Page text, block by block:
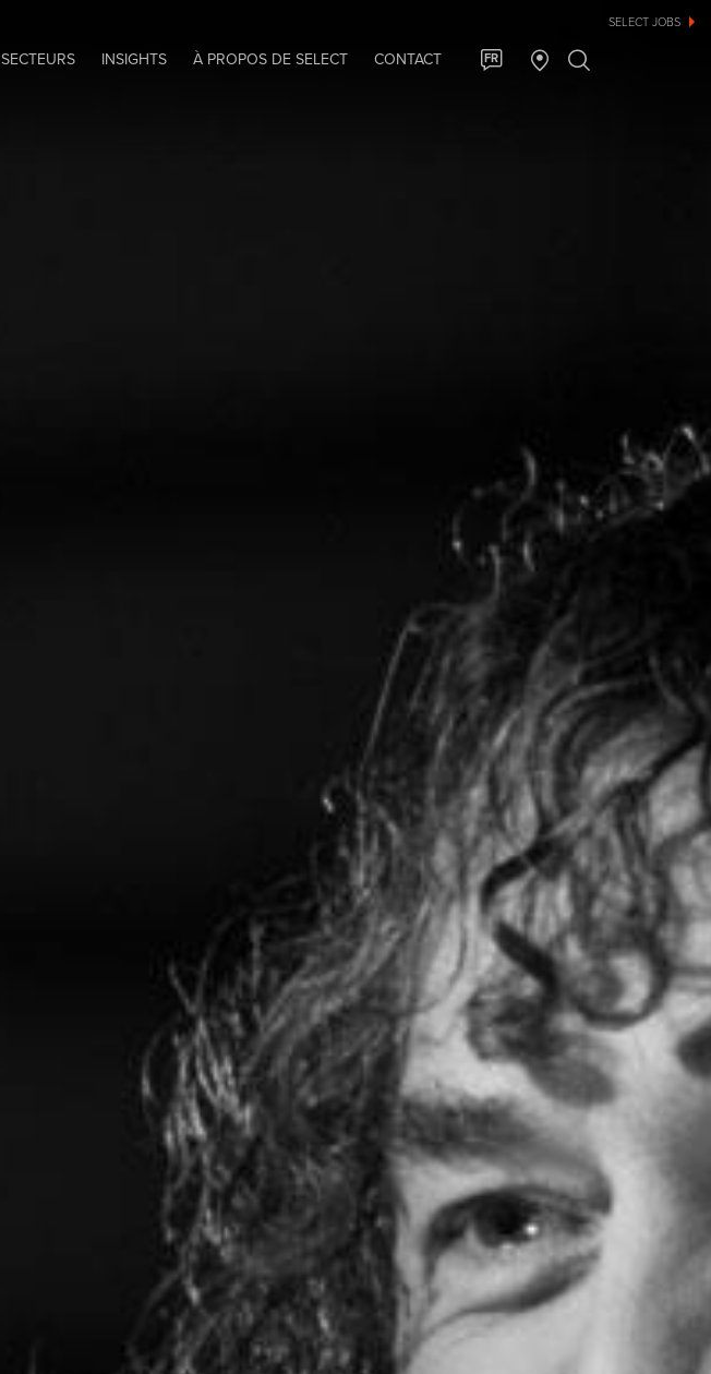
SELECT JOBS
SECTEURS INSIGHTS À PROPOS DE SELECT CONTACT FR